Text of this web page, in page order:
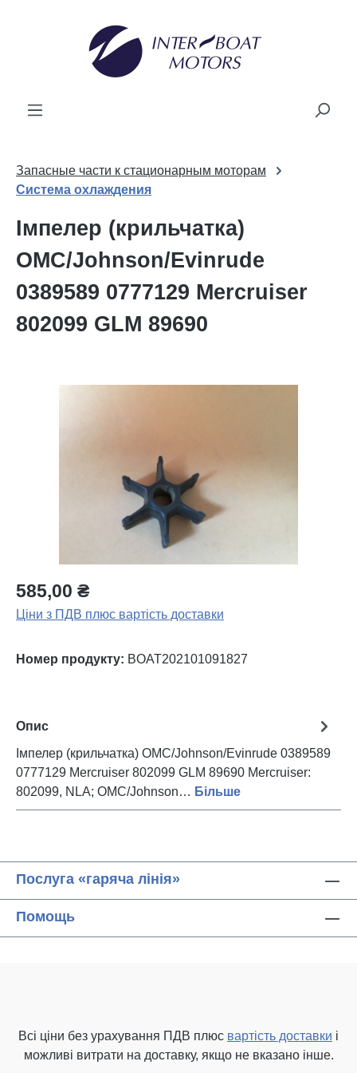
Запасные части к стационарным моторам
Система охлаждения
Імпелер (крильчатка)
OMC/Johnson/Evinrude
0389589 0777129 Mercruiser
802099 GLM 89690
585,00 ₴
Ціни з ПДВ плюс вартість доставки
Номер продукту: BOAT202101091827
Опис
Імпелер (крильчатка) OMC/Johnson/Evinrude 0389589
0777129 Mercruiser 802099 GLM 89690 Mercruiser:
802099, NLA; OMC/Johnson… Більше
Послуга «гаряча лінія»
Помощь
Всі ціни без урахування ПДВ плюс вартість доставки і
можливі витрати на доставку, якщо не вказано інше.